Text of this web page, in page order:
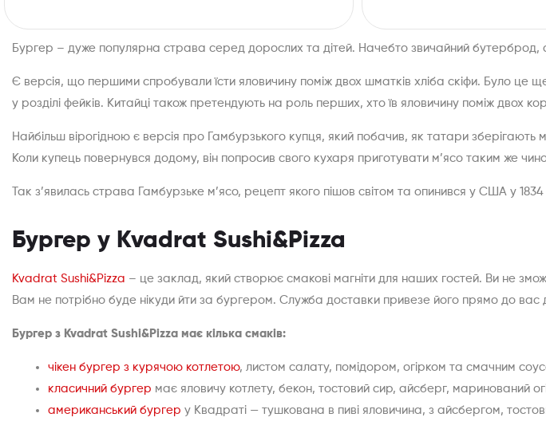
Бургер – дуже популярна страва серед дорослих та дітей. Начебто звичайний
Є версія, що першими спробували їсти яловичину поміж двох шматків хліба скіфи. Було це
у розділі фейків. Китайці також претендують на роль перших, хто їв яловичину поміж двох
Найбільш вірогідною є версія про Гамбурзького купця, який побачив, як татари зберігають
Коли купець повернувся додому, він попросив свого кухаря приготувати м’ясо таким же
Так з’явилась страва Гамбурзьке м’ясо, рецепт якого пішов світом та опинився у США у
Бургер у Kvadrat Sushi&Pizza
Kvadrat Sushi&Pizza – це заклад, який створює смакові магніти для наших гостей. Ви не
Вам не потрібно буде нікуди йти за бургером. Служба доставки привезе його прямо до вас
Бургер з Kvadrat Sushi&Pizza має кілька смаків:
чікен бургер з курячою котлетою, листом салату, помідором, огірком та смачним
класичний бургер має яловичу котлету, бекон, тостовий сир, айсберг, маринований
американський бургер у Квадраті — тушкована в пиві яловичина, з айсбергом,